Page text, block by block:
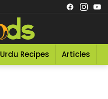
Urdu Recipes Articles